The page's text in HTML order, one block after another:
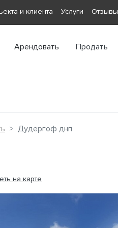
и клиента Услуги Отзывы
Арендовать Продать
Дудергоф днп
на карте